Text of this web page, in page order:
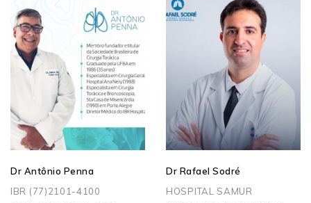
Dr Antônio Penna
IBR (77)2101-4100
Dr Rafael Sodré
HOSPITAL SAMUR